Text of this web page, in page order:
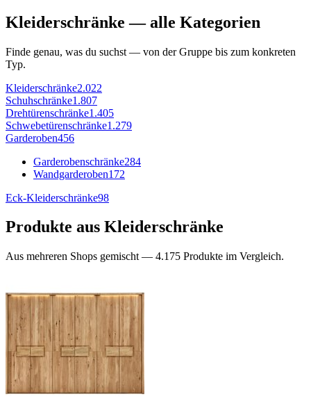
Kleiderschränke — alle Kategorien
Finde genau, was du suchst — von der Gruppe bis zum konkreten
Typ.
Kleiderschränke2.022
Schuhschränke1.807
Drehtürenschränke1.405
Schwebetürenschränke1.279
Garderoben456
Garderobenschränke284
Wandgarderoben172
Eck-Kleiderschränke98
Produkte aus Kleiderschränke
Aus mehreren Shops gemischt — 4.175 Produkte im Vergleich.